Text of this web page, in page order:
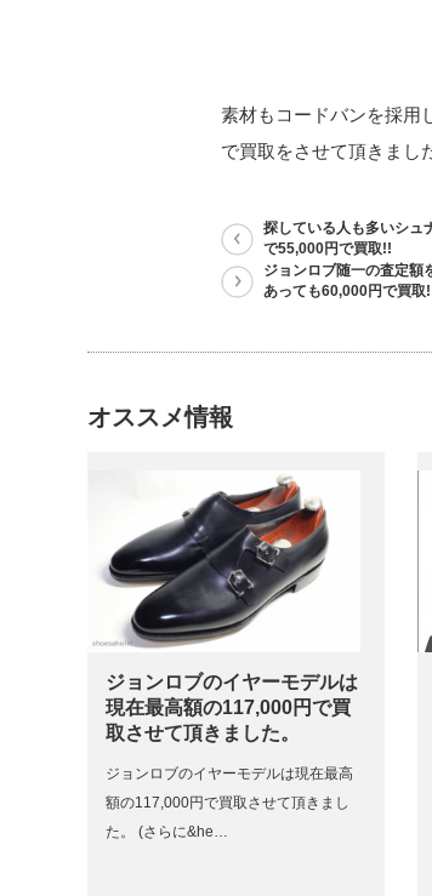
素材もコードバンを採用
で買取をさせて頂きまし
探している人も多いシュ
で55,000円で買取!!
ジョンロブ随一の査定額
あっても60,000円で買取
オススメ情報
ジョンロブのイヤーモデルは
現在最高額の117,000円で買
取させて頂きました。
ジョンロブのイヤーモデルは現在最高
額の117,000円で買取させて頂きまし
た。 (さらに&he…